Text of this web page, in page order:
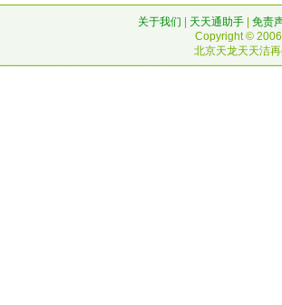
关于我们 天天通助手
免责
Copyright ©
北京天龙天天洁